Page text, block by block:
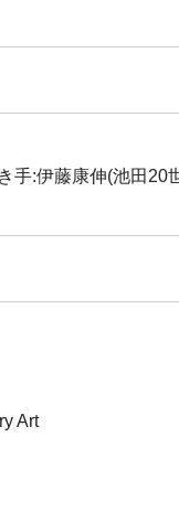
手:伊藤康伸(池田20
Art